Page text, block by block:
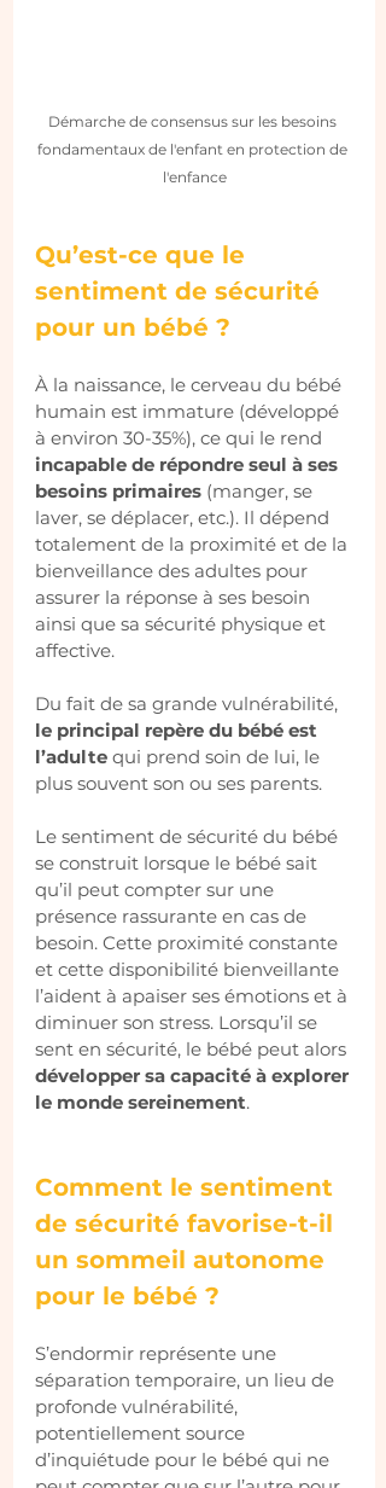
Démarche de consensus sur les besoins
fondamentaux de l'enfant en protection de
l'enfance
Qu’est-ce que le
sentiment de sécurité
pour un bébé ?
À la naissance, le cerveau du bébé
humain est immature (développé
à environ 30-35%), ce qui le rend
incapable de répondre seul à ses
besoins primaires (manger, se
laver, se déplacer, etc.). Il dépend
totalement de la proximité et de la
bienveillance des adultes pour
assurer la réponse à ses besoin
ainsi que sa sécurité physique et
affective.
Du fait de sa grande vulnérabilité,
le principal repère du bébé est
l’adulte qui prend soin de lui, le
plus souvent son ou ses parents.
Le sentiment de sécurité du bébé
se construit lorsque le bébé sait
qu’il peut compter sur une
présence rassurante en cas de
besoin. Cette proximité constante
et cette disponibilité bienveillante
l’aident à apaiser ses émotions et à
diminuer son stress. Lorsqu’il se
sent en sécurité, le bébé peut alors
développer sa capacité à explorer
le monde sereinement.
Comment le sentiment
de sécurité favorise-t-il
un sommeil autonome
pour le bébé ?
S’endormir représente une
séparation temporaire, un lieu de
profonde vulnérabilité,
potentiellement source
d’inquiétude pour le bébé qui ne